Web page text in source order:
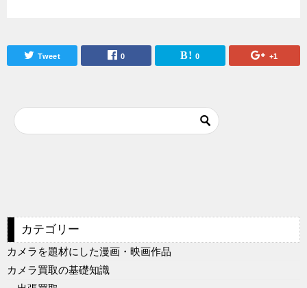
Tweet 0 0 +1
カテゴリー
カメラを題材にした漫画・映画作品
カメラ買取の基礎知識